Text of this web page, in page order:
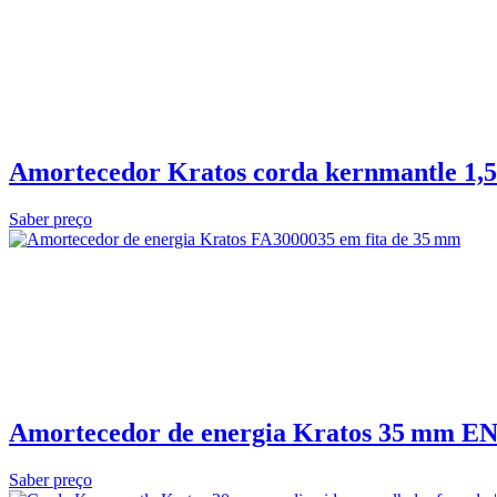
Amortecedor Kratos corda kernmantle
Saber preço
Amortecedor de energia Kratos 35 mm
Saber preço